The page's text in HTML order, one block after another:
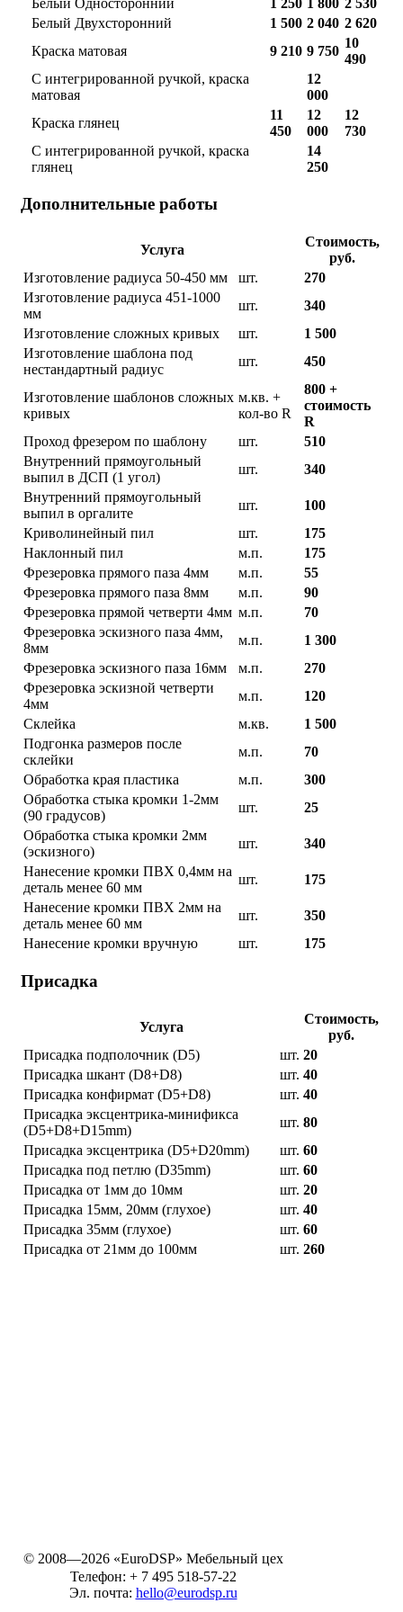
Белый Двухсторонний
1 500 2 040 2 620
Краска матовая
9 210 9 750
10
490
С интегрированной ручкой, краска
матовая
12
000
Краска глянец
11
450
12
000
12
730
С интегрированной ручкой, краска
глянец
14
250
Дополнительные работы
Услуга
Стоимость,
руб.
Изготовление радиуса 50-450 мм
шт.
270
Изготовление радиуса 451-1000
мм
шт.
340
Изготовление сложных кривых
шт.
1 500
Изготовление шаблона под
нестандартный радиус
шт. 450
Изготовление шаблонов сложных
кривых
м.кв. +
кол-во R
800 +
стоимость
R
Проход фрезером по шаблону
шт.
510
Внутренний прямоугольный
выпил в ДСП (1 угол)
шт.
340
Внутренний прямоугольный
выпил в оргалите
шт.
100
Криволинейный пил
шт.
175
Наклонный пил
м.п.
175
Фрезеровка прямого паза 4мм
м.п.
55
Фрезеровка прямого паза 8мм
м.п.
90
Фрезеровка прямой четверти 4мм м.п.
70
Фрезеровка эскизного паза 4мм,
8мм
м.п.
1 300
Фрезеровка эскизного паза 16мм
м.п.
270
Фрезеровка эскизной четверти
4мм
м.п.
120
Склейка
м.кв.
1 500
Подгонка размеров после
склейки
м.п.
70
Обработка края пластика
м.п.
300
Обработка стыка кромки 1-2мм
(90 градусов)
шт.
25
Обработка стыка кромки 2мм
(эскизного)
шт.
340
Нанесение кромки ПВХ 0,4мм на
деталь менее 60 мм
шт.
175
Нанесение кромки ПВХ 2мм на
деталь менее 60 мм
шт.
350
Нанесение кромки вручную
шт. 175
Присадка
Услуга
Стоимость,
руб.
Присадка подполочник (D5)
шт. 20
Присадка шкант (D8+D8)
шт. 40
Присадка конфирмат (D5+D8)
шт. 40
Присадка эксцентрика-минификса
(D5+D8+D15mm)
шт. 80
Присадка эксцентрика (D5+D20mm)
шт. 60
Присадка под петлю (D35mm)
шт. 60
Присадка от 1мм до 10мм
шт. 20
Присадка 15мм, 20мм (глухое)
шт. 40
Присадка 35мм (глухое)
шт. 60
Присадка от 21мм до 100мм
шт. 260
© 2008—2026 «EuroDSP» Мебельный цех
Телефон: + 7 495 518-57-22
Эл. почта: hello@eurodsp.ru